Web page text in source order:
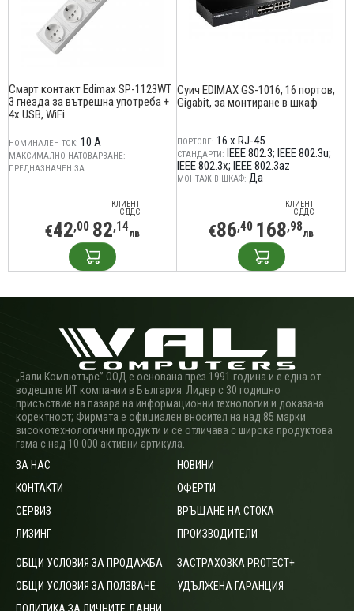
Смарт контакт Edimax SP-1123WT
3 гнезда за вътрешна употреба +
4x USB, WiFi
НОМИНАЛЕН ТОК: 10 A
МАКСИМАЛНО НАТОВАРВАНЕ:
ПРЕДНАЗНАЧЕН ЗА:
КЛИЕНТ
С ДДС
€42,00 82,14лв
Суич EDIMAX GS-1016, 16 портов,
Gigabit, за монтиране в шкаф
ПОРТОВЕ: 16 x RJ-45
СТАНДАРТИ: IEEE 802.3; IEEE 802.3u;
IEEE 802.3x; IEEE 802.3az
МОНТАЖ В ШКАФ: Да
КЛИЕНТ
С ДДС
€86,40 168,98лв
„Вали Компютърс” ООД е основана през 1991 година и е една от
водещите ИТ компании в България. Лидер с 30 годишно
присъствие на пазара на информационни технологии и доказана
коректност; Фирмата е официален вносител на над 85 марки
високотехнологични продукти и се отличава с широка продуктова
гама с над 10 000 активни артикула.
ЗА НАС
КОНТАКТИ
СЕРВИЗ
ЛИЗИНГ
НОВИНИ
ОФЕРТИ
ВРЪЩАНЕ НА СТОКА
ПРОИЗВОДИТЕЛИ
ОБЩИ УСЛОВИЯ ЗА ПРОДАЖБА
ОБЩИ УСЛОВИЯ ЗА ПОЛЗВАНЕ
ЗАСТРАХОВКА PROTECT+
УДЪЛЖЕНА ГАРАНЦИЯ